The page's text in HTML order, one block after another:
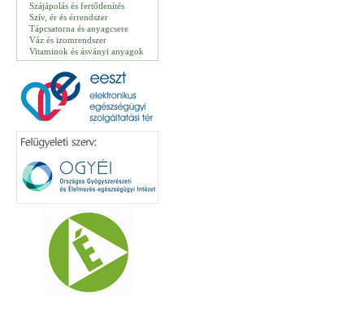
Szájápolás és fertőtlenítés
Szív, ér és érrendszer
Tápcsatorna és anyagcsere
Váz és izomrendszer
Vitaminok és ásványi anyagok